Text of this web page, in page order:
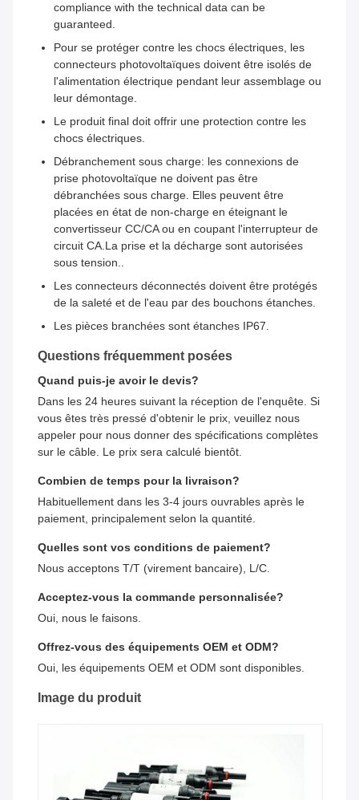
compliance with the technical data can be
guaranteed.
Pour se protéger contre les chocs électriques, les
connecteurs photovoltaïques doivent être isolés de
l'alimentation électrique pendant leur assemblage ou
leur démontage.
Le produit final doit offrir une protection contre les
chocs électriques.
Débranchement sous charge: les connexions de
prise photovoltaïque ne doivent pas être
débranchées sous charge. Elles peuvent être
placées en état de non-charge en éteignant le
convertisseur CC/CA ou en coupant l'interrupteur de
circuit CA.La prise et la décharge sont autorisées
sous tension..
Les connecteurs déconnectés doivent être protégés
de la saleté et de l'eau par des bouchons étanches.
Les pièces branchées sont étanches IP67.
Questions fréquemment posées
Quand puis-je avoir le devis?
Dans les 24 heures suivant la réception de l'enquête. Si
vous êtes très pressé d'obtenir le prix, veuillez nous
appeler pour nous donner des spécifications complètes
sur le câble. Le prix sera calculé bientôt.
Combien de temps pour la livraison?
Habituellement dans les 3-4 jours ouvrables après le
paiement, principalement selon la quantité.
Quelles sont vos conditions de paiement?
Nous acceptons T/T (virement bancaire), L/C.
Acceptez-vous la commande personnalisée?
Oui, nous le faisons.
Offrez-vous des équipements OEM et ODM?
Oui, les équipements OEM et ODM sont disponibles.
Image du produit